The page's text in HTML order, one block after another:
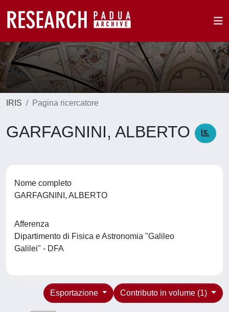
IRIS Pagina ricercatore
GARFAGNINI, ALBERTO
Nome completo
GARFAGNINI, ALBERTO
Afferenza
Dipartimento di Fisica e Astronomia "Galileo
Galilei" - DFA
Contributo in volume (1)
Esportazione